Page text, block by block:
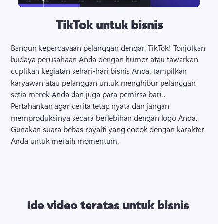
TikTok untuk bisnis
Bangun kepercayaan pelanggan dengan TikTok! Tonjolkan
budaya perusahaan Anda dengan humor atau tawarkan
cuplikan kegiatan sehari-hari bisnis Anda. Tampilkan
karyawan atau pelanggan untuk menghibur pelanggan
Pertahankan agar cerita tetap nyata dan jangan
Gunakan suara bebas royalti yang cocok dengan karakter
Anda untuk meraih momentum.
Ide video teratas untuk bisnis